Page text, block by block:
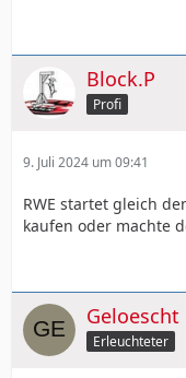
Block.P
Profi
9. Juli 2024 um 09:41
RWE startet gleich
kaufen oder machte
Geloescht
Erleuchteter